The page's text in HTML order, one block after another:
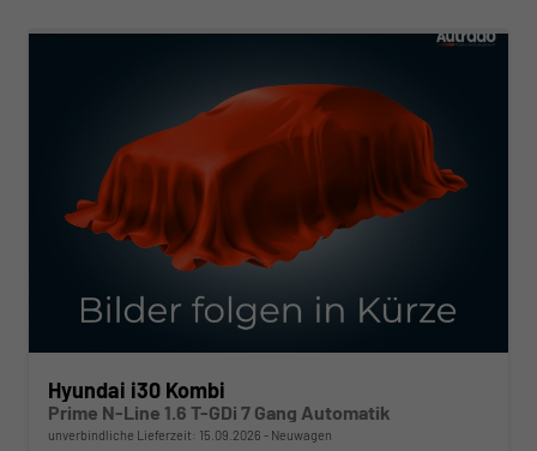
Hyundai i30 Kombi
Prime N-Line 1.6 T-GDi 7 Gang Automatik
unverbindliche Lieferzeit: 15.09.2026 Neuwagen